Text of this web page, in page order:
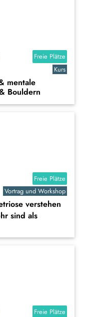
Freie Plätze
Kurs
mentale
Bouldern
Freie Plätze
Vortrag und Workshop
verstehen
sind als
Freie Plätze